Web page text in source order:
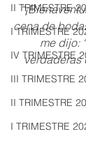
II TRIMESTRE
I TRIMESTRE
IV TRIMESTRE
III TRIMESTRE
II TRIMESTRE
I TRIMESTRE
cena de
me dijo:
verdaderas